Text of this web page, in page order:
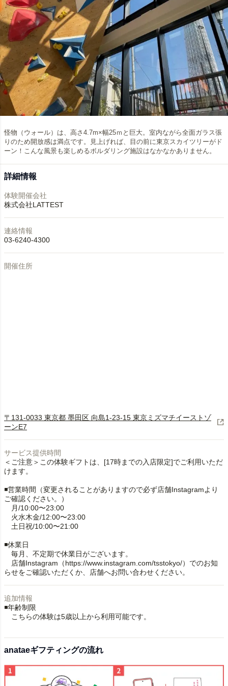
怪物（ウォール）は、高さ4.7m×幅25ｍと巨大。室内ながら全面ガラス張
りのため開放感は満点です。見上げれば、目の前に東京スカイツリーがド
ーン！こんな風景も楽しめるボルダリング施設はなかなかありません。
詳細情報
体験開催会社
株式会社LATTEST
連絡情報
03-6240-4300
開催住所
〒131-0033 東京都 墨田区 向島1-23-15 東京ミズマチイーストゾ
ーンE7
サービス提供時間
＜ご注意＞この体験ギフトは、[17時までの入店限定]でご利用いただ
けます。
◾️営業時間（変更されることがありますので必ず店舗Instagramより
ご確認ください。）
月/10:00〜23:00
火水木金/12:00〜23:00
土日祝/10:00〜21:00
◾️休業日
毎月、不定期で休業日がございます。
店舗Instagram（https://www.instagram.com/tsstokyo/）でのお知
らせをご確認いただくか、店舗へお問い合わせください。
追加情報
◾️年齢制限
こちらの体験は5歳以上から利用可能です。
anataeギフティングの流れ